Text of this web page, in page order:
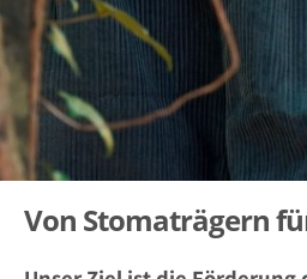
Von Stomaträgern